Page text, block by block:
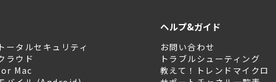
ータルセキュリティ
ラウド
Mac
ヘルプ&ガイド
お問い合わせ
トラブルシューティング
教えて！トレンドマイクロ